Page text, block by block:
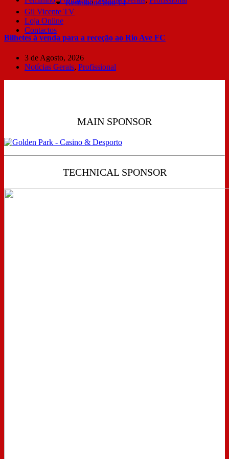
Resultados Sub 14
Gil Vicente TV
Loja Online
Contactos
Bilhetes à venda para a receção ao Rio Ave FC
3 de Agosto, 2026
Notícias Gerais, Profissional
MAIN SPONSOR
TECHNICAL SPONSOR